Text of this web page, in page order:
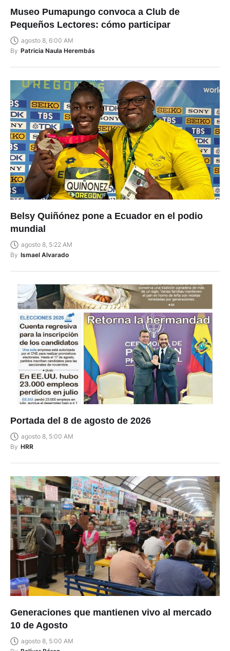
Museo Pumapungo convoca a Club de
Pequeños Lectores: cómo participar
agosto 8, 6:00 AM
By Patricia Naula Herembás
Belsy Quiñónez pone a Ecuador en el podio
mundial
agosto 8, 5:22 AM
By Ismael Alvarado
Portada del 8 de agosto de 2026
agosto 8, 5:00 AM
By HRR
Generaciones que mantienen vivo al mercado
10 de Agosto
agosto 8, 5:00 AM